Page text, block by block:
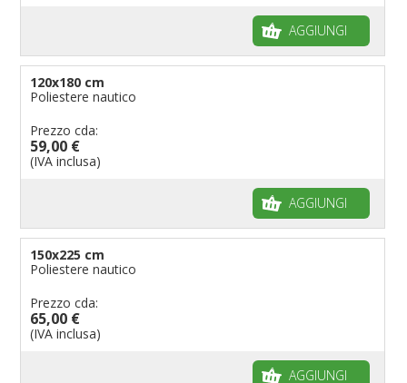
AGGIUNGI
120x180 cm
Poliestere nautico
Prezzo cda:
59,00 €
(IVA inclusa)
AGGIUNGI
150x225 cm
Poliestere nautico
Prezzo cda:
65,00 €
(IVA inclusa)
AGGIUNGI